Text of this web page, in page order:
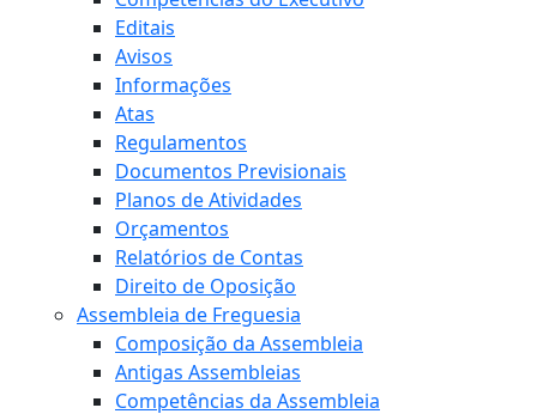
Editais
Avisos
Informações
Atas
Regulamentos
Documentos Previsionais
Planos de Atividades
Orçamentos
Relatórios de Contas
Direito de Oposição
Assembleia de Freguesia
Composição da Assembleia
Antigas Assembleias
Competências da Assembleia